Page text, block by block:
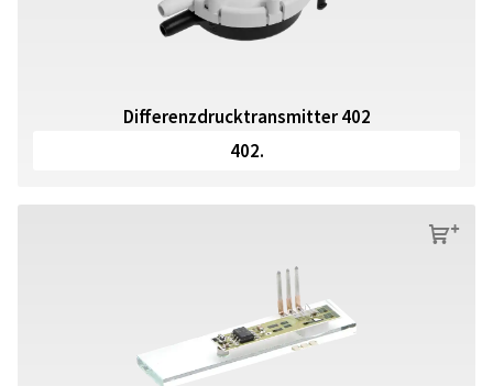
Differenzdrucktransmitter 402
402.
s